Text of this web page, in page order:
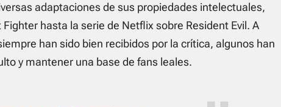
adaptaciones de sus propiedades intelectuales,
hasta la serie de Netflix sobre Resident Evil. A
han sido bien recibidos por la crítica, algunos han
y mantener una base de fans leales.